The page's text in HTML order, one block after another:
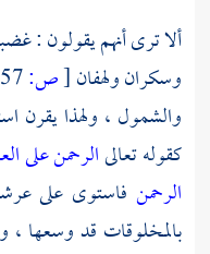
ألا ترى أنهم يقولون :
وسكران ولهفان[ص:
والشمول ، ولهذا يقرن
كقوله تعالىالرحمن على
الرحمن فاستوى على
بالمخلوقات قد وسعها ،